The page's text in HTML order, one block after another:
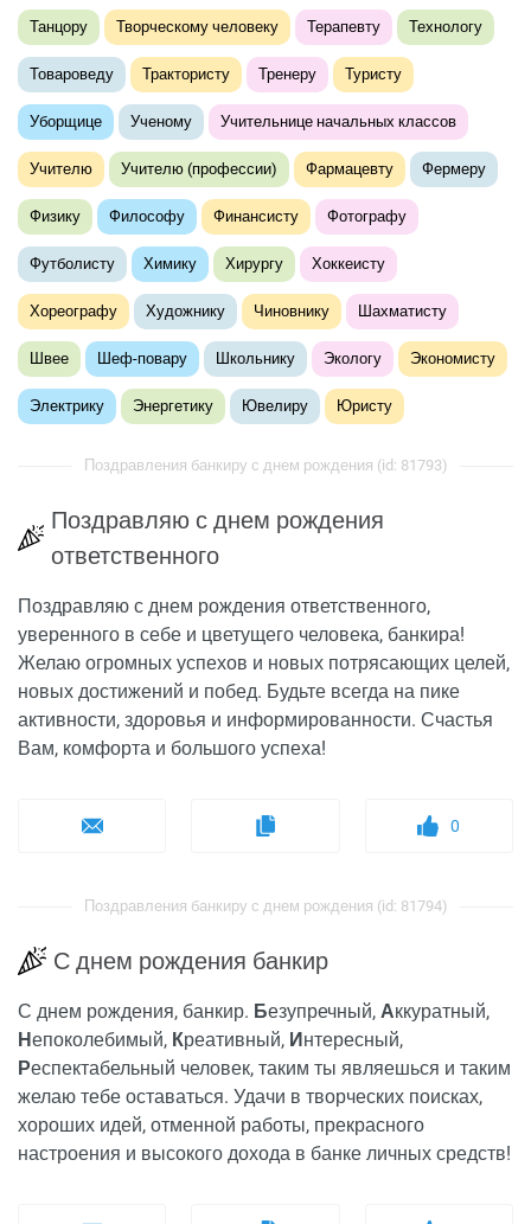
Танцору Творческому человеку Терапевту Технологу
Товароведу Трактористу Тренеру Туристу
Уборщице Ученому Учительнице начальных классов
Учителю Учителю (профессии) Фармацевту Фермеру
Физику Философу Финансисту Фотографу
Футболисту Химику Хирургу Хоккеисту
Хореографу Художнику Чиновнику Шахматисту
Швее Шеф-повару Школьнику Экологу Экономисту
Электрику Энергетику Ювелиру Юристу
Поздравления банкиру с днем рождения (id: 81793)
Поздравляю с днем рождения
ответственного
Поздравляю с днем рождения ответственного,
уверенного в себе и цветущего человека, банкира!
Желаю огромных успехов и новых потрясающих целей,
новых достижений и побед. Будьте всегда на пике
активности, здоровья и информированности. Счастья
Вам, комфорта и большого успеха!
0
Поздравления банкиру с днем рождения (id: 81794)
С днем рождения банкир
С днем рождения, банкир. Безупречный, Аккуратный,
Непоколебимый, Креативный, Интересный,
Респектабельный человек, таким ты являешься и таким
желаю тебе оставаться. Удачи в творческих поисках,
хороших идей, отменной работы, прекрасного
настроения и высокого дохода в банке личных средств!